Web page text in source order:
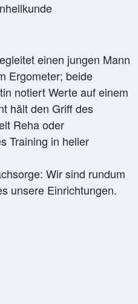
Wir sind rundum
unsere Einrichtungen.